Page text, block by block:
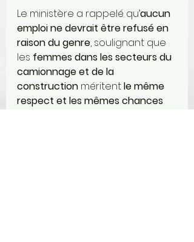
Le ministère a rappelé qu’aucun
emploi ne devrait être refusé en
raison du genre, soulignant que
les femmes dans les secteurs du
camionnage et de la
construction méritent le même
respect et les mêmes chances